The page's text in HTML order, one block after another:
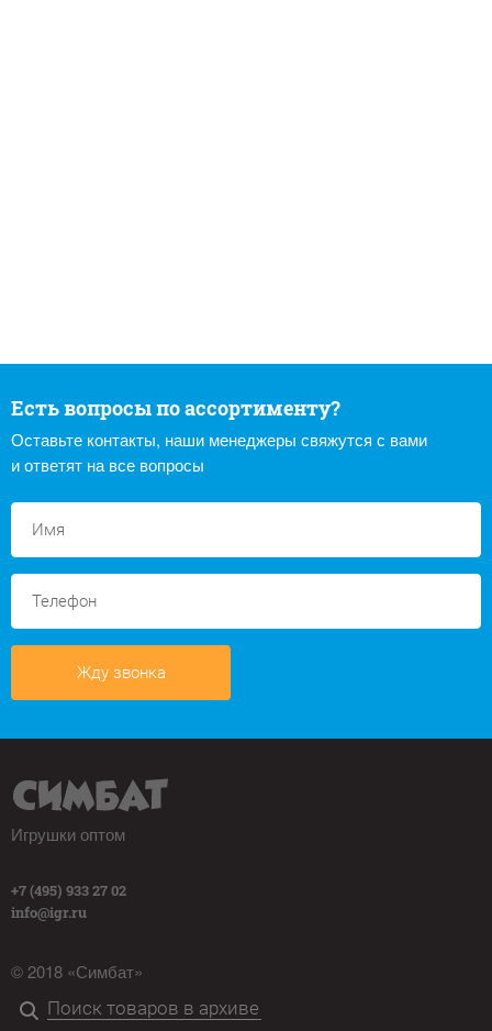
Есть вопросы по ассортименту?
Оставьте контакты, наши менеджеры свяжутся с вами
и ответят на все вопросы
Жду звонка
Игрушки оптом
+7 (495) 933 27 02
info@igr.ru
© 2018 «Симбат»